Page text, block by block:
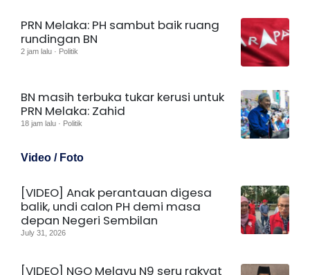
PRN Melaka: PH sambut baik ruang
rundingan BN
2 jam lalu · Politik
BN masih terbuka tukar kerusi untuk
PRN Melaka: Zahid
18 jam lalu · Politik
Video / Foto
[VIDEO] Anak perantauan digesa
balik, undi calon PH demi masa
depan Negeri Sembilan
July 31, 2026
[VIDEO] NGO Melayu N9 seru rakyat